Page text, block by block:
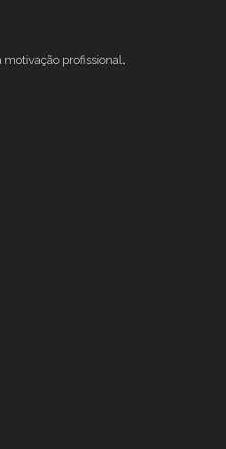
motivação profissional.